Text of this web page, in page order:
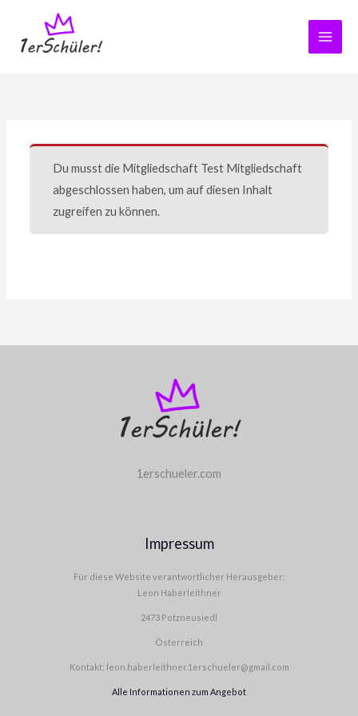
springen
Du musst die Mitgliedschaft Test Mitgliedschaft
abgeschlossen haben, um auf diesen Inhalt
zugreifen zu können.
1erschueler.com
Impressum
Für diese Website verantwortlicher Herausgeber:
Leon Haberleithner
2473 Potzneusiedl
Österreich
Kontakt: leon.haberleithner.1erschueler@gmail.com
Alle Informationen zum Angebot